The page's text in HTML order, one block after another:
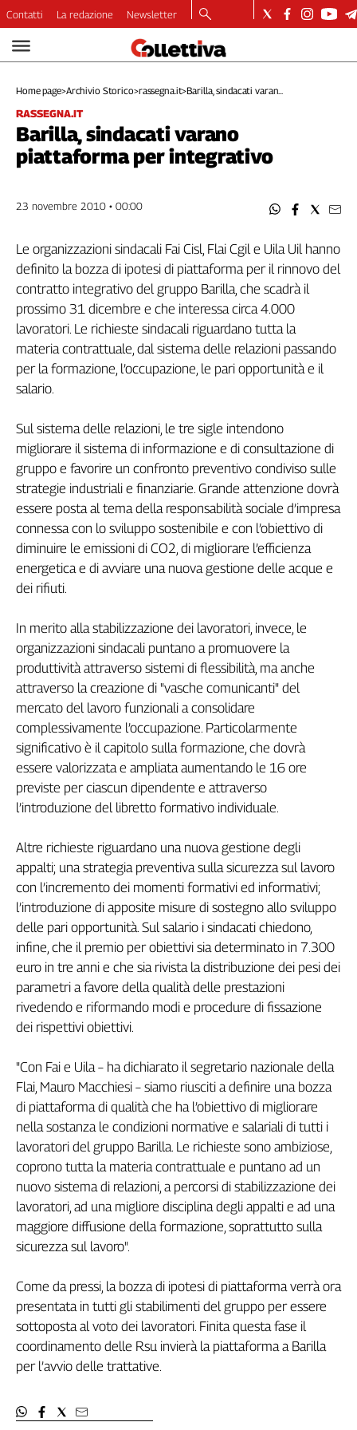
Video
Dirette
Longform
Copertine
Economia
Ambiente
Welfare
Italia
Internazionale
Culture
Filcams
Filctem
Filt
Fiom
Fisac
Flai
Flc
Fp
Nidil
Slc
Spi
Caaf
Speciali
di
Genova,
il
sangue
della
ragione
Cgil
Collettiva
Academy
Collettiva
Rubriche
Collettiva
Talk
La
settimana
Girasoli
Sassolino
Linea
Economica
Tech
It
Easy
Inserti
Diffusa
InFlai
trasmissioni
tv
in
Contatti La redazione Newsletter
Home page>Archivio Storico>rassegna.it>Barilla, sindacati varan...
RASSEGNA.IT
Barilla, sindacati varano
piattaforma per integrativo
23 novembre 2010 • 00:00
Le organizzazioni sindacali Fai Cisl, Flai Cgil e Uila Uil hanno
definito la bozza di ipotesi di piattaforma per il rinnovo del
contratto integrativo del gruppo Barilla, che scadrà il
prossimo 31 dicembre e che interessa circa 4.000
lavoratori. Le richieste sindacali riguardano tutta la
materia contrattuale, dal sistema delle relazioni passando
per la formazione, l’occupazione, le pari opportunità e il
salario.
Sul sistema delle relazioni, le tre sigle intendono
migliorare il sistema di informazione e di consultazione di
gruppo e favorire un confronto preventivo condiviso sulle
strategie industriali e finanziarie. Grande attenzione dovrà
essere posta al tema della responsabilità sociale d’impresa
connessa con lo sviluppo sostenibile e con l’obiettivo di
diminuire le emissioni di CO2, di migliorare l’efficienza
energetica e di avviare una nuova gestione delle acque e
dei rifiuti.
In merito alla stabilizzazione dei lavoratori, invece, le
organizzazioni sindacali puntano a promuovere la
produttività attraverso sistemi di flessibilità, ma anche
attraverso la creazione di "vasche comunicanti" del
mercato del lavoro funzionali a consolidare
complessivamente l’occupazione. Particolarmente
significativo è il capitolo sulla formazione, che dovrà
essere valorizzata e ampliata aumentando le 16 ore
previste per ciascun dipendente e attraverso
l’introduzione del libretto formativo individuale.
Altre richieste riguardano una nuova gestione degli
appalti; una strategia preventiva sulla sicurezza sul lavoro
con l’incremento dei momenti formativi ed informativi;
l’introduzione di apposite misure di sostegno allo sviluppo
delle pari opportunità. Sul salario i sindacati chiedono,
infine, che il premio per obiettivi sia determinato in 7.300
euro in tre anni e che sia rivista la distribuzione dei pesi dei
parametri a favore della qualità delle prestazioni
rivedendo e riformando modi e procedure di fissazione
dei rispettivi obiettivi.
"Con Fai e Uila – ha dichiarato il segretario nazionale della
Flai, Mauro Macchiesi – siamo riusciti a definire una bozza
di piattaforma di qualità che ha l’obiettivo di migliorare
nella sostanza le condizioni normative e salariali di tutti i
lavoratori del gruppo Barilla. Le richieste sono ambiziose,
coprono tutta la materia contrattuale e puntano ad un
nuovo sistema di relazioni, a percorsi di stabilizzazione dei
lavoratori, ad una migliore disciplina degli appalti e ad una
maggiore diffusione della formazione, soprattutto sulla
sicurezza sul lavoro".
Come da pressi, la bozza di ipotesi di piattaforma verrà ora
presentata in tutti gli stabilimenti del gruppo per essere
sottoposta al voto dei lavoratori. Finita questa fase il
coordinamento delle Rsu invierà la piattaforma a Barilla
per l’avvio delle trattative.